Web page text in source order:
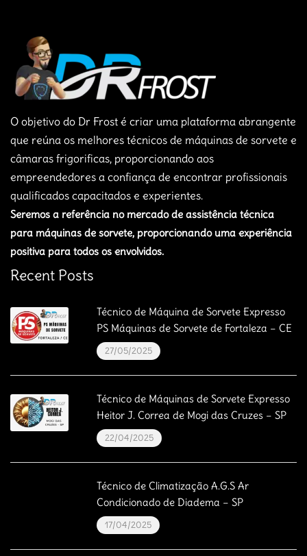
O objetivo do Dr Frost é criar uma plataforma abrangente
que reúna os melhores técnicos de máquinas de sorvete e
câmaras frigorificas, proporcionando aos
empreendedores a confiança de encontrar profissionais
qualificados capacitados e experientes.
Seremos a referência no mercado de assistência técnica
para máquinas de sorvete, proporcionando uma experiência
positiva para todos os envolvidos.
Recent Posts
Técnico de Máquina de Sorvete Expresso
PS Máquinas de Sorvete de Fortaleza – CE
27/05/2025
Técnico de Máquinas de Sorvete Expresso
Heitor J. Correa de Mogi das Cruzes – SP
22/04/2025
Técnico de Climatização A.G.S Ar
Condicionado de Diadema – SP
17/04/2025